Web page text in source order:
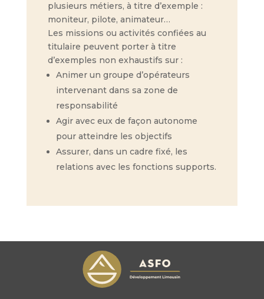
plusieurs métiers, à titre d’exemple :
moniteur, pilote, animateur…
Les missions ou activités confiées au
titulaire peuvent porter à titre
d’exemples non exhaustifs sur :
Animer un groupe d’opérateurs
intervenant dans sa zone de
responsabilité
Agir avec eux de façon autonome
pour atteindre les objectifs
Assurer, dans un cadre fixé, les
relations avec les fonctions supports.